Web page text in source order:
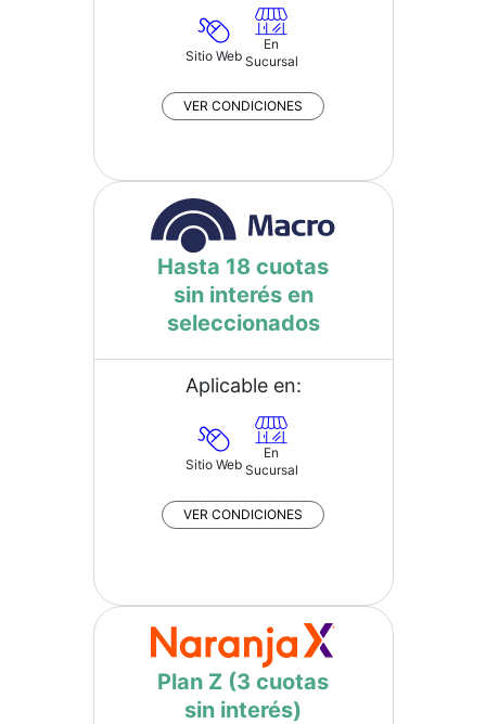
Sitio Web
En
Sucursal
VER CONDICIONES
Hasta 18 cuotas
sin interés en
seleccionados
Aplicable en:
Sitio Web
En
Sucursal
VER CONDICIONES
Plan Z (3 cuotas
sin interés)